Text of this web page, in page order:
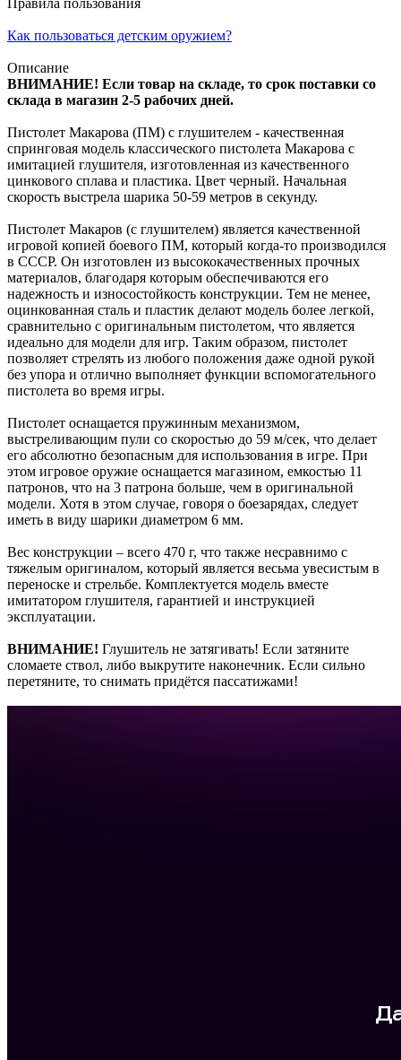
Как пользоваться детским оружием?
Описание
ВНИМАНИЕ! Если товар на складе, то срок поставки со
склада в магазин 2-5 рабочих дней.
Пистолет Макарова (ПМ) с глушителем - качественная
спринговая модель классического пистолета Макарова с
имитацией глушителя, изготовленная из качественного
цинкового сплава и пластика. Цвет черный. Начальная
скорость выстрела шарика 50-59 метров в секунду.
Пистолет Макаров (с глушителем) является качественной
игровой копией боевого ПМ, который когда-то производился
в СССР. Он изготовлен из высококачественных прочных
материалов, благодаря которым обеспечиваются его
надежность и износостойкость конструкции. Тем не менее,
оцинкованная сталь и пластик делают модель более легкой,
сравнительно с оригинальным пистолетом, что является
идеально для модели для игр. Таким образом, пистолет
позволяет стрелять из любого положения даже одной рукой
без упора и отлично выполняет функции вспомогательного
пистолета во время игры.
Пистолет оснащается пружинным механизмом,
выстреливающим пули со скоростью до 59 м/сек, что делает
его абсолютно безопасным для использования в игре. При
этом игровое оружие оснащается магазином, емкостью 11
патронов, что на 3 патрона больше, чем в оригинальной
модели. Хотя в этом случае, говоря о боезарядах, следует
иметь в виду шарики диаметром 6 мм.
Вес конструкции – всего 470 г, что также несравнимо с
тяжелым оригиналом, который является весьма увесистым в
переноске и стрельбе. Комплектуется модель вместе
имитатором глушителя, гарантией и инструкцией
эксплуатации.
ВНИМАНИЕ! Глушитель не затягивать! Если затяните
сломаете ствол, либо выкрутите наконечник. Если сильно
перетяните, то снимать придётся пассатижами!